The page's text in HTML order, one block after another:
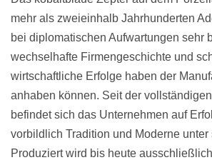
mehr als zweieinhalb Jahrhunderten
bei diplomatischen Aufwartungen sehr
wechselhafte Firmengeschichte und
wirtschaftliche Erfolge haben der
anhaben können. Seit der
befindet sich das Unternehmen auf
vorbildlich Tradition und Moderne unter
Produziert wird bis heute